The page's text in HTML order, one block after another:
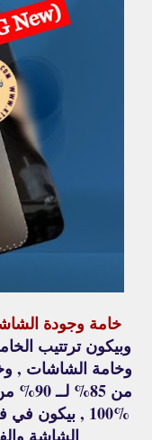
خامة وجودة
100% ,